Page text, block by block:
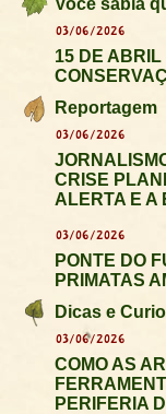
Você sabia
03/06/2026
15 DE
Reportagem
03/06/2026
CRISE
ALERTA E A
03/06/2026
PONTE DO
PRIMATAS
Dicas e
03/06/2026
COMO AS
PERIFERIA